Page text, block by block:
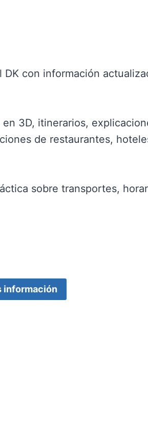
DK con información
3D, itinerarios,
de restaurantes,
sobre transportes,
información